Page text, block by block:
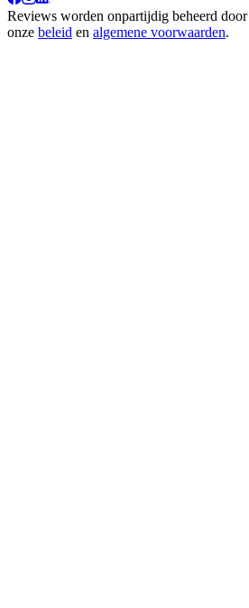
Reviews worden onpartijdig beheerd door
onze beleid en algemene voorwaarden.